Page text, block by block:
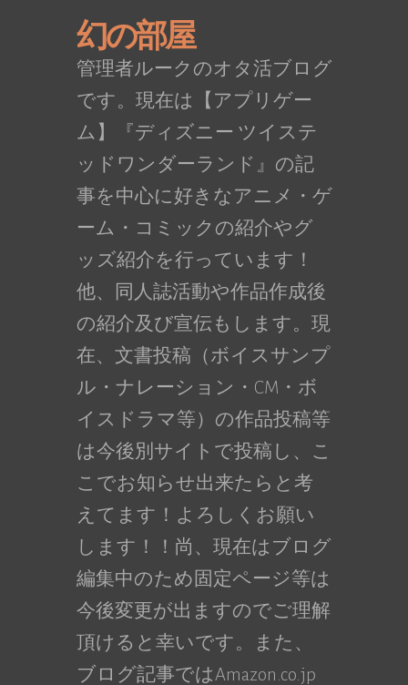
幻の部屋
管理者ルークのオタ活ブログ
です。現在は【アプリゲー
ム】『ディズニー ツイステ
ッドワンダーランド』の記
事を中心に好きなアニメ・ゲ
ーム・コミックの紹介やグ
ッズ紹介を行っています！
他、同人誌活動や作品作成後
の紹介及び宣伝もします。現
在、文書投稿（ボイスサンプ
ル・ナレーション・CM・ボ
イスドラマ等）の作品投稿等
は今後別サイトで投稿し、こ
こでお知らせ出来たらと考
えてます！よろしくお願い
します！！尚、現在はブログ
編集中のため固定ページ等は
今後変更が出ますのでご理解
頂けると幸いです。また、
ブログ記事ではAmazon.co.jp